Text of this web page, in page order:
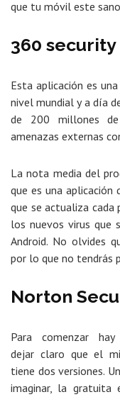
que tu móvil este
360 security
Esta aplicación es
nivel mundial y a día
de 200 millones
amenazas externas
La nota media del
que es una aplicación
que se actualiza
los nuevos virus que
Android. No olvides
por lo que no tendrás
Norton
Para comenzar hay
dejar claro que el
tiene dos versiones.
imaginar, la